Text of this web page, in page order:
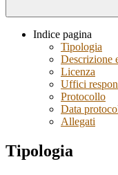
Indice pagina
Tipologia
Descrizione
Licenza
Uffici
Protocollo
Data
Allegati
Tipologia